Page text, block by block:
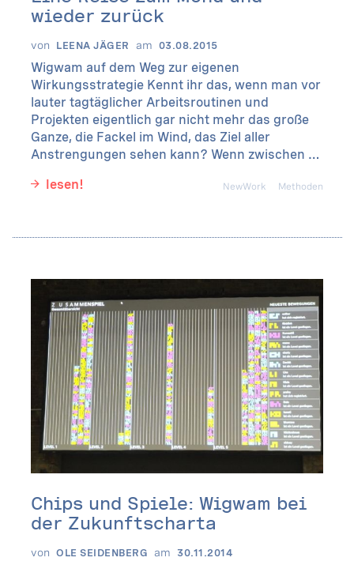
wieder zurück
von LEENA JÄGER am 03.08.2015
Wigwam auf dem Weg zur eigenen
Wirkungsstrategie Kennt ihr das, wenn man vor
lauter tagtäglicher Arbeitsroutinen und
Projekten eigentlich gar nicht mehr das große
Ganze, die Fackel im Wind, das Ziel aller
Anstrengungen sehen kann? Wenn zwischen …
lesen!
Methoden
NewWork
Chips und Spiele: Wigwam bei
der Zukunftscharta
von OLE SEIDENBERG am 30.11.2014